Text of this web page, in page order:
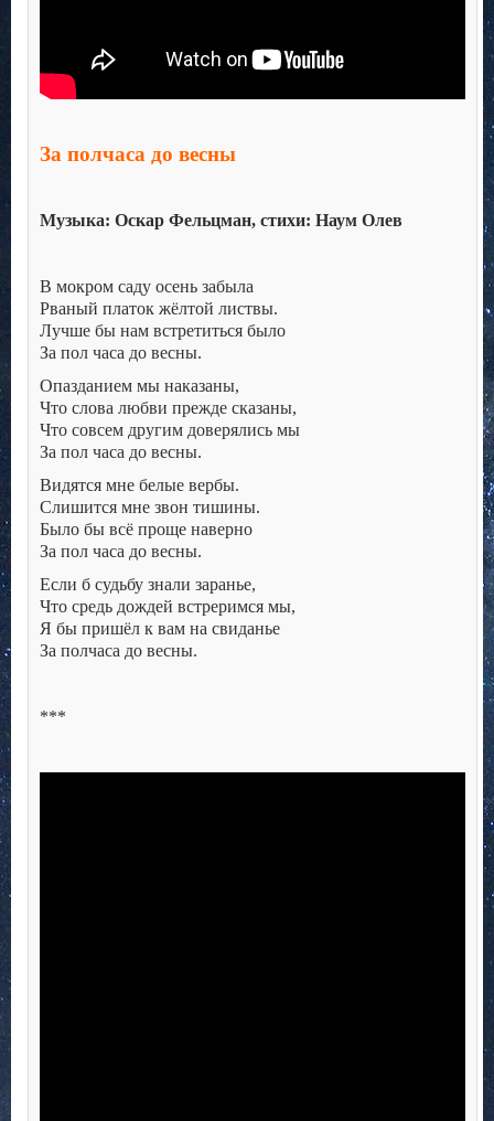
За полчаса до весны
Музыка: Оскар Фельцман, стихи: Наум Олев
В мокром саду осень забыла
Рваный платок жёлтой листвы.
Лучше бы нам встретиться было
За пол часа до весны.
Опазданием мы наказаны,
Что слова любви прежде сказаны,
Что совсем другим доверялись мы
За пол часа до весны.
Видятся мне белые вербы.
Слишится мне звон тишины.
Было бы всё проще наверно
За пол часа до весны.
Если б судьбу знали заранье,
Что средь дождей встреримся мы,
Я бы пришёл к вам на свиданье
За полчаса до весны.
***